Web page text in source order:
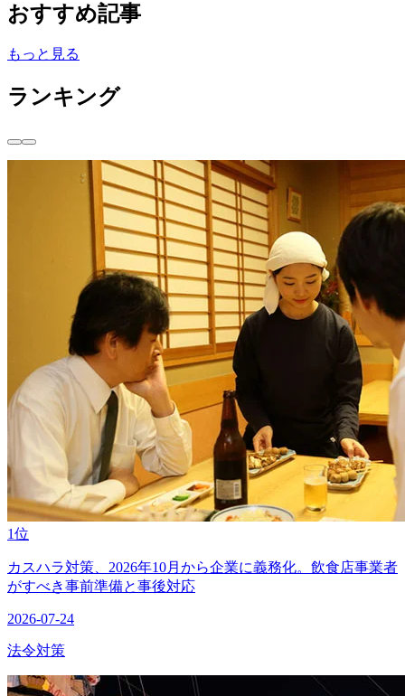
おすすめ記事
もっと見る
ランキング
1位
カスハラ対策、2026年10月から企業に義務化。飲食店事業者
がすべき事前準備と事後対応
2026-07-24
法令対策